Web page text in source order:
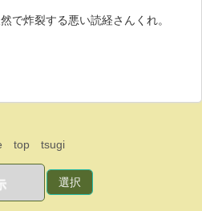
で炸裂する悪い読経さんくれ。
top tsugi